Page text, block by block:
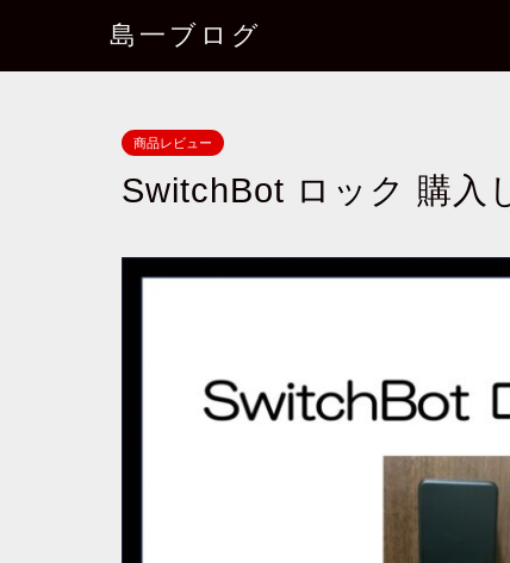
島一ブログ
商品レビュー
SwitchBot ロック 購入